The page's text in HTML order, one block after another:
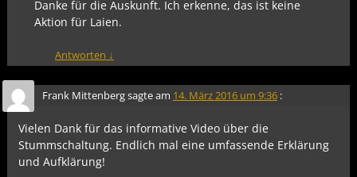
Danke für die Auskunft. Ich erkenne, das ist keine
Aktion für Laien.
Antworten ↓
Frank Mittenbergsagte am 14. März 2016 um 9:36 :
Vielen Dank für das informative Video über die
Stummschaltung. Endlich mal eine umfassende Erklärung
und Aufklärung!